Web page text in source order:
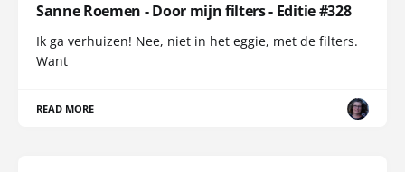
Sanne Roemen - Door mijn filters - Editie #328
Ik ga verhuizen! Nee, niet in het eggie, met de filters.
Want
READ MORE